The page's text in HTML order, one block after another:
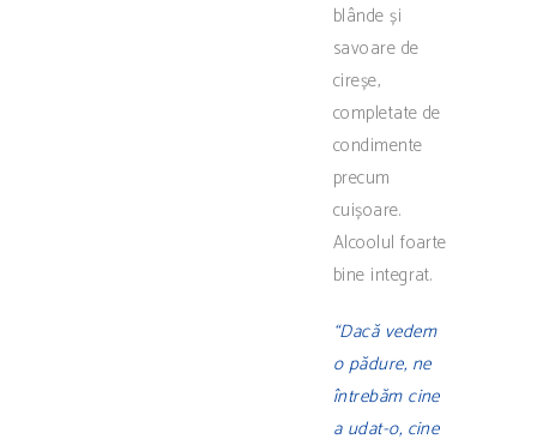
blânde și
savoare de
cireșe,
completate de
condimente
precum
cuișoare.
Alcoolul foarte
bine integrat.
“Dacă vedem
o pădure, ne
întrebăm cine
a udat-o, cine